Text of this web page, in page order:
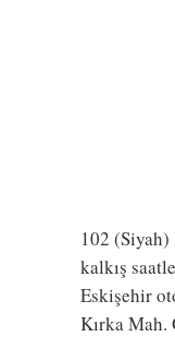
102 (Siyah)
kalkış
Eskişehir
Kırka Mah.